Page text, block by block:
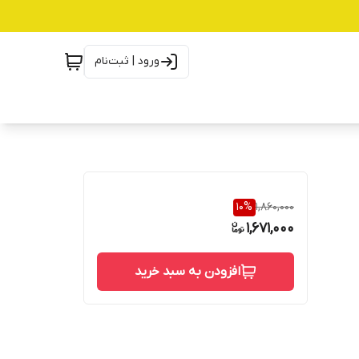
ورود | ثبت‌نام
1,860,000
10%
1,671,000
افزودن به سبد خرید